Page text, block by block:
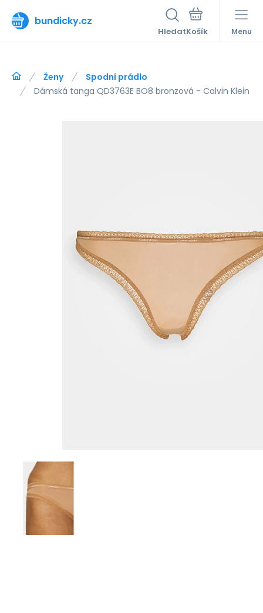
bundicky.cz
Hledat Menu
Ženy
Spodní prádlo
Dámská tanga QD3763E BO8 bronzová - Calvin Klein